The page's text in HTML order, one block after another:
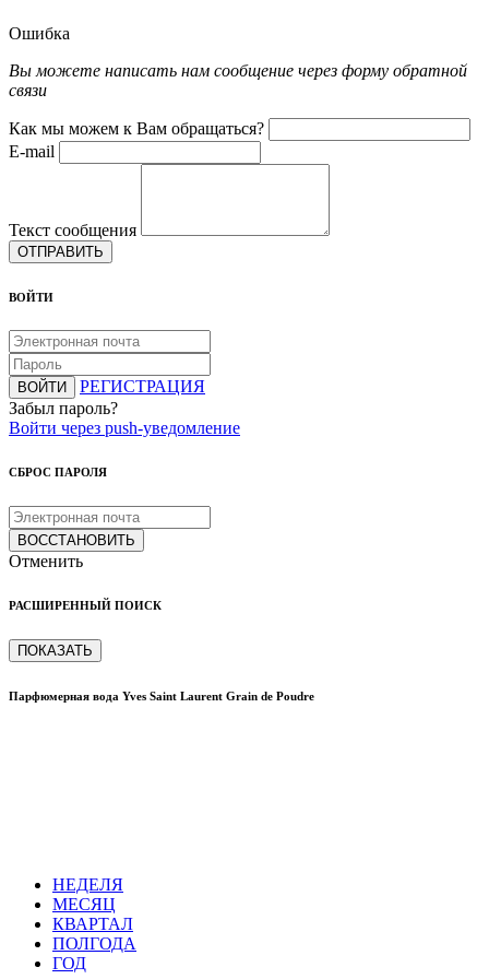
Ошибка
Вы можете написать нам сообщение через форму обратной
связи
Как мы можем к Вам обращаться?
E-mail
Текст сообщения
ОТПРАВИТЬ
ВОЙТИ
ВОЙТИ
РЕГИСТРАЦИЯ
Забыл пароль?
Войти через push-уведомление
СБРОС ПАРОЛЯ
ВОССТАНОВИТЬ
Отменить
РАСШИРЕННЫЙ ПОИСК
ПОКАЗАТЬ
Парфюмерная вода Yves Saint Laurent Grain de Poudre
НЕДЕЛЯ
МЕСЯЦ
КВАРТАЛ
ПОЛГОДА
ГОД